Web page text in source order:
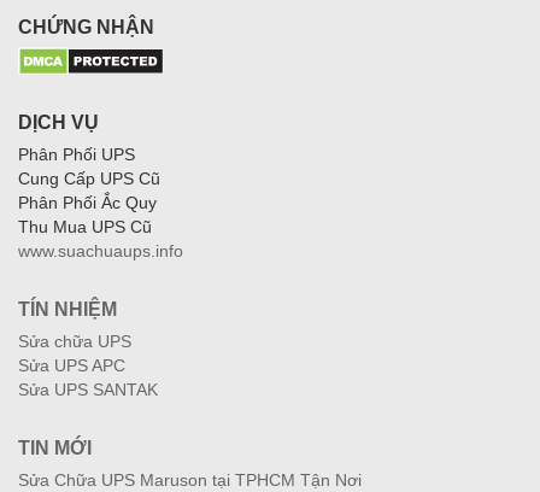
CHỨNG NHẬN
DỊCH VỤ
Phân Phối UPS
Cung Cấp UPS Cũ
Phân Phối Ắc Quy
Thu Mua UPS Cũ
www.suachuaups.info
TÍN NHIỆM
Sửa chữa UPS
Sửa UPS APC
Sửa UPS SANTAK
TIN MỚI
Sửa Chữa UPS Maruson tại TPHCM Tận Nơi